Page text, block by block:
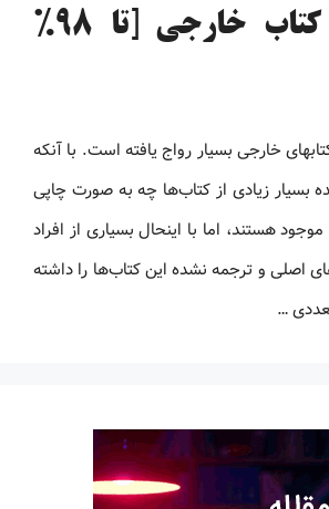
خرید pdf کتاب خارجی [تا 98%
اینروزها خرید PDF کتاب‎های خارجی بسیار رواج یافته است. با آنکه
بسیار زیادی از کتاب‌ها چه به صورت چاپی
و چه به صورت PDF موجود هستند، اما با اینحال بسیاری از افراد
اصلی و ترجمه نشده این کتاب‌ها را داشته
…